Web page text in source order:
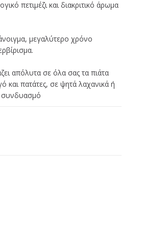
πετιμέζι και διακριτικό άρωμα
μεγαλύτερο χρόνο
απόλυτα σε όλα σας τα πιάτα
και πατάτες, σε ψητά λαχανικά ή
συνδυασμό